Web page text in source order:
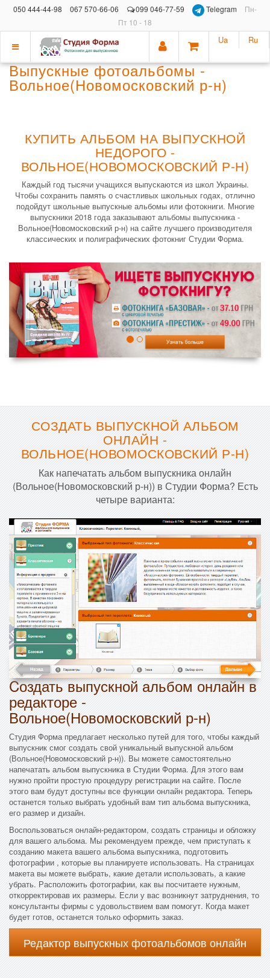
050 444-44-98 067 570-66-06 099 046-77-59 Telegram
Пн-
Пт 10 - 18
Показать
меню
Ua Ru
Выпускные фотоальбомы -
Вольное(Новомосковский р-н)
КУПИТЬ АЛЬБОМ НА ВЫПУСКНОЙ
НЕДОРОГО -
ВОЛЬНОЕ(НОВОМОСКОВСКИЙ Р-Н)
Каждый год тысячи учащихся выпускаются из школ Украины.
Чтобы сохранить память о счастливых школьных годах, отлично
подойдут школьные выпускные альбомы или фотокниги. Многие
выпускники 2018 года заказывают альбомы выпускника -
Вольное(Новомосковский р-н) на сайте лучшего производителя
классических и полиграфических фотокниг Студии Форма.
СОЗДАТЬ ВЫПУСКНОЙ АЛЬБОМ
ОНЛАЙН -
ВОЛЬНОЕ(НОВОМОСКОВСКИЙ Р-Н)
Как напечатать альбом выпускника онлайн
(Вольное(Новомосковский р-н)) в Студии Форма? Есть
четыре варианта:
Cоздать выпускной альбом онлайн в
редакторе -
Вольное(Новомосковский р-н)
Студия Форма предлагает несколько путей для того, чтобы каждый
выпускник смог создать свой уникальный выпускной альбом
(Вольное(Новомосковский р-н)). Вы можете самостоятельно
напечатать альбом выпускника в Студии Форма. Для этого вам
нужно пройти простую процедуру регистрации на сайте. После
этого вам будут доступны все функции онлайн редактора. Теперь
останется только выбрать удобный вам тип альбома выпускника,
его размер и дизайн.
Воспользоваться онлайн-редактором, создать страницы и обложку
для вашего альбома. Мы рекомендуем прежде, чем приступать к
созданию макета вашего альбома выпускника, подготовить
фотографии , которые вы планируете использовать. На страницах
макета вы можете выбрать, какие детали использовать, а какие
убрать. Расположить фотографии, как вы посчитаете нужным,
откорректировав их размеры. Если у вас возникнут затруднения, то
консультанты фирмы с удовольствием вам помогут. Когда макет
будет готов, останется только оформить заказ.
Редактор выпускных фотоальбомов онлайн